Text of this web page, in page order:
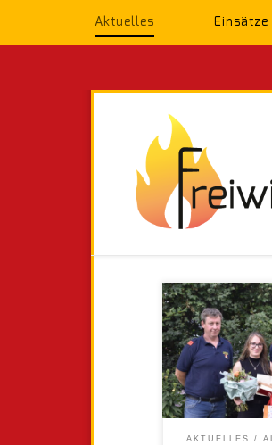
Aktuelles Einsätze
AKTUELLES